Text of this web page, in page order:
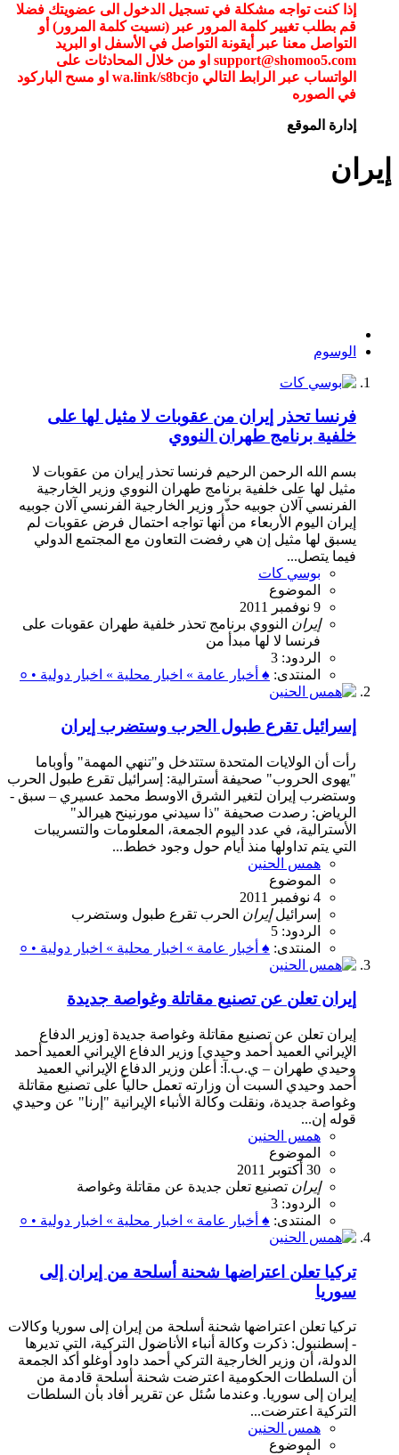
إذا كنت تواجه مشكلة في تسجيل الدخول الى عضويتك فضلا
قم بطلب تغيير كلمة المرور عبر (نسيت كلمة المرور) أو
التواصل معنا عبر أيقونة التواصل في الأسفل او البريد
support@shomoo5.com او من خلال المحادثات على
الواتساب عبر الرابط التالي wa.link/s8bcjo او مسح الباركود
في الصوره
إدارة الموقع
إيران
الوسوم
فرنسا تحذر إيران من عقوبات لا مثيل لها على
خلفية برنامج طهران النووي
بسم الله الرحمن الرحيم فرنسا تحذر إيران من عقوبات لا
مثيل لها على خلفية برنامج طهران النووي وزير الخارجية
الفرنسي آلان جوبيه حذّر وزير الخارجية الفرنسي آلان جوبيه
إيران اليوم الأربعاء من أنها تواجه احتمال فرض عقوبات لم
يسبق لها مثيل إن هي رفضت التعاون مع المجتمع الدولي
فيما يتصل...
بوسي كات
الموضوع
9 نوفمبر 2011
إيران النووي برنامج تحذر خلفية طهران عقوبات على
فرنسا لا لها مبدأ من
الردود: 3
المنتدى: ♠ أخبار عامة » اخبار محلية » اخبار دولية • ०
إسرائيل تقرع طبول الحرب وستضرب إيران
رأت أن الولايات المتحدة ستتدخل و"تنهي المهمة" وأوباما
"يهوى الحروب" صحيفة أسترالية: إسرائيل تقرع طبول الحرب
وستضرب إيران لتغير الشرق الاوسط محمد عسيري – سبق -
الرياض: رصدت صحيفة "ذا سيدني مورنينح هيرالد"
الأسترالية، في عدد اليوم الجمعة، المعلومات والتسريبات
التي يتم تداولها منذ أيام حول وجود خطط...
همس الحنين
الموضوع
4 نوفمبر 2011
إسرائيلإيران الحرب تقرع طبول وستضرب
الردود: 5
المنتدى: ♠ أخبار عامة » اخبار محلية » اخبار دولية • ०
إيران تعلن عن تصنيع مقاتلة وغواصة جديدة
إيران تعلن عن تصنيع مقاتلة وغواصة جديدة [وزير الدفاع
الإيراني العميد أحمد وحيدي] وزير الدفاع الإيراني العميد أحمد
وحيدي طهران – ي.ب.آ: أعلن وزير الدفاع الإيراني العميد
أحمد وحيدي السبت أن وزارته تعمل حالياً على تصنيع مقاتلة
وغواصة جديدة، ونقلت وكالة الأنباء الإيرانية "إرنا" عن وحيدي
قوله إن...
همس الحنين
الموضوع
30 أكتوبر 2011
إيران تصنيع تعلن جديدة عن مقاتلة وغواصة
الردود: 3
المنتدى: ♠ أخبار عامة » اخبار محلية » اخبار دولية • ०
تركيا تعلن اعتراضها شحنة أسلحة من إيران إلى
سوريا
تركيا تعلن اعتراضها شحنة أسلحة من إيران إلى سوريا وكالات
- إسطنبول: ذكرت وكالة أنباء الأناضول التركية، التي تديرها
الدولة، أن وزير الخارجية التركي أحمد داود أوغلو أكد الجمعة
أن السلطات الحكومية اعترضت شحنة أسلحة قادمة من
إيران إلى سوريا. وعندما سُئل عن تقرير أفاد بأن السلطات
التركية اعترضت...
همس الحنين
الموضوع